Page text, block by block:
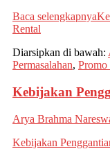
Baca selengkapnya
Rental
Diarsipkan di bawah:
Permasalahan, Promo
Kebijakan
Arya Brahma
Kebijakan